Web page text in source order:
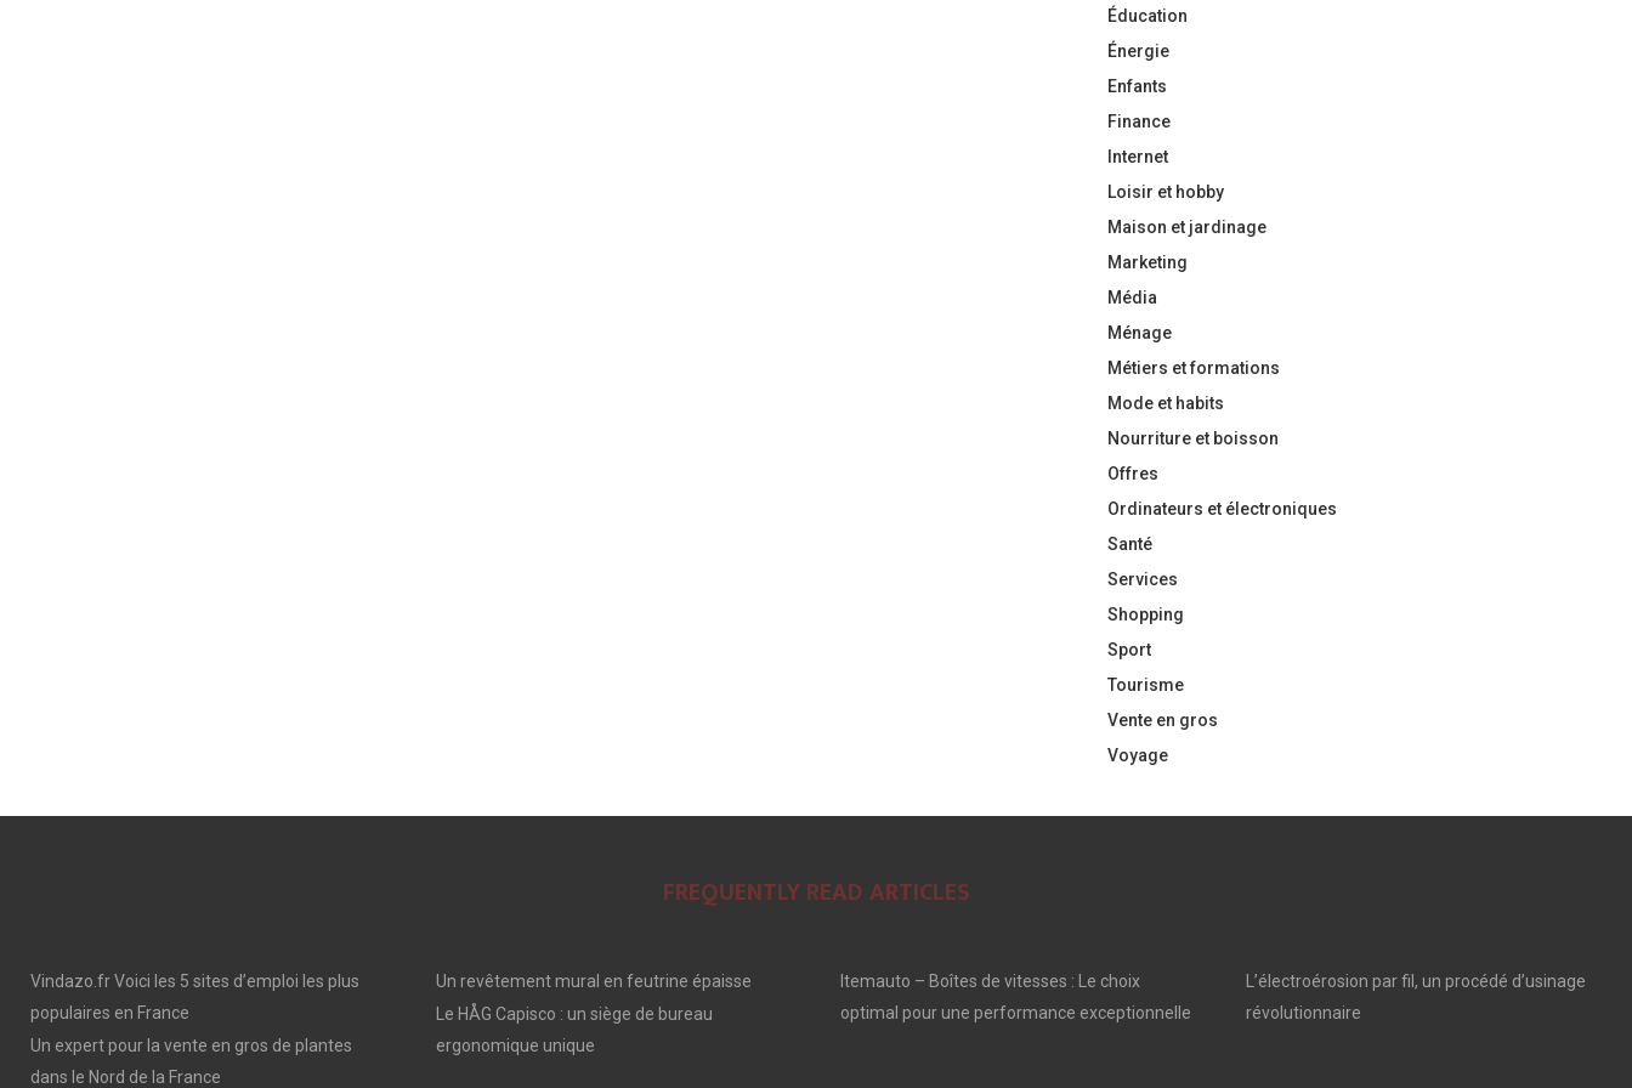
Éducation
Énergie
Enfants
Finance
Internet
Loisir et hobby
Maison et jardinage
Marketing
Média
Ménage
Métiers et formations
Mode et habits
Nourriture et boisson
Offres
Ordinateurs et électroniques
Santé
Services
Shopping
Sport
Tourisme
Vente en gros
Voyage
FREQUENTLY READ ARTICLES
Vindazo.fr Voici les 5 sites d’emploi les plus
populaires en France
Un expert pour la vente en gros de plantes
dans le Nord de la France
Un revêtement mural en feutrine épaisse
Le HÅG Capisco : un siège de bureau
ergonomique unique
Itemauto – Boîtes de vitesses : Le choix
optimal pour une performance exceptionnelle
L’électroérosion par fil, un procédé d’usinage
révolutionnaire